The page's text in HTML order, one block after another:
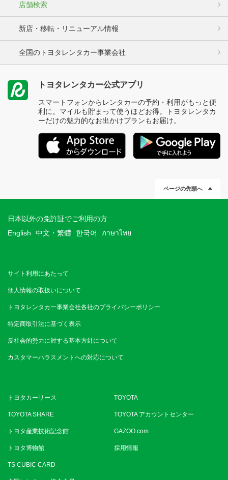
店舗検索
新店・移転・リニューアル情報
全国のトヨタレンタカー事業会社
トヨタレンタカー公式アプリ
スマートフォンからレンタカーの予約・利用がもっと便
利に。マイルも貯まって使うほどお得。トヨタレンタカ
ーだけの魅力的なお出かけプランもお届け。
ページの先頭へ
日本以外の免許証でご利用の方
English
中文・繁體 한국어 ภาษาไทย
サイト利用にあたって
個人情報の取扱いについて
トヨタレンタカー事業会社各社のプライバシーポリシー
特定商取引法に基づく表示
反社会的勢力に対する基本方針について
カスタマーハラスメントへの対応について
トヨタカーリース TOYOTA
TOYOTA SHARE TOYOTA アカウントセンター
トヨタ産業技術記念館 GAZOO.com
トヨタ博物館 採用情報
TS CUBIC CARD